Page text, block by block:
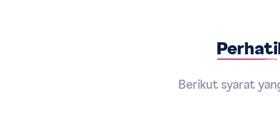
Berikut syarat